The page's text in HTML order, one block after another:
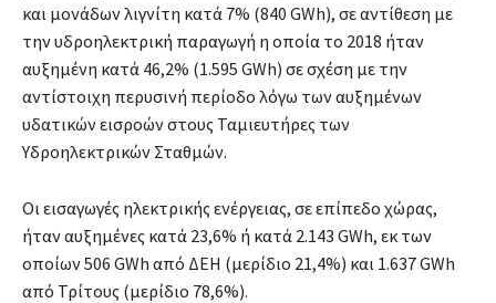
και μονάδων λιγνίτη κατά 7% (840 GWh), σε αντίθεση με
την υδροηλεκτρική παραγωγή η οποία το 2018 ήταν
αυξημένη κατά 46,2% (1.595 GWh) σε σχέση με την
αντίστοιχη περυσινή περίοδο λόγω των αυξημένων
υδατικών εισροών στους Ταμιευτήρες των
Υδροηλεκτρικών Σταθμών.
Οι εισαγωγές ηλεκτρικής ενέργειας, σε επίπεδο χώρας,
ήταν αυξημένες κατά 23,6% ή κατά 2.143 GWh, εκ των
οποίων 506 GWh από ΔΕH (μερίδιο 21,4%) και 1.637 GWh
από Τρίτους (μερίδιο 78,6%).